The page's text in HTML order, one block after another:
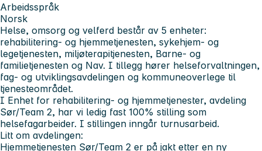
Arbeidsspråk
Norsk
Helse, omsorg og velferd består av 5 enheter:
rehabilitering- og hjemmetjenesten, sykehjem- og
legetjenesten, miljøterapitjenesten, Barne- og
familietjenesten og Nav. I tillegg hører helseforvaltningen,
fag- og utviklingsavdelingen og kommuneoverlege til
tjenesteområdet.
I Enhet for rehabilitering- og hjemmetjenester, avdeling
Sør/Team 2, har vi ledig fast 100% stilling som
helsefagarbeider. I stillingen inngår turnusarbeid.
Litt om avdelingen:
Hjemmetjenesten Sør/Team 2 er på jakt etter en ny